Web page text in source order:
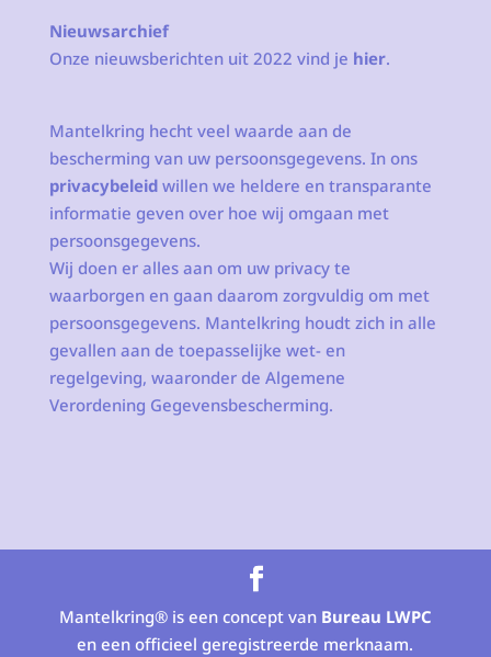
Nieuwsarchief
Onze nieuwsberichten uit 2022 vind je hier.
Mantelkring hecht veel waarde aan de
bescherming van uw persoonsgegevens. In ons
privacybeleidwillen we heldere en transparante
informatie geven over hoe wij omgaan met
persoonsgegevens.
Wij doen er alles aan om uw privacy te
waarborgen en gaan daarom zorgvuldig om met
persoonsgegevens. Mantelkring houdt zich in alle
gevallen aan de toepasselijke wet- en
regelgeving, waaronder de Algemene
Verordening Gegevensbescherming.
Mantelkring® is een concept van Bureau LWPC
en een officieel geregistreerde merknaam.